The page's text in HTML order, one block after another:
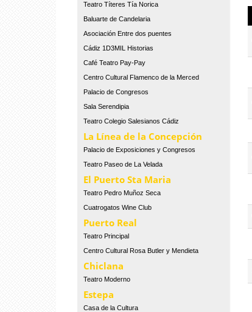
Teatro Títeres Tía Norica
Baluarte de Candelaria
Asociación Entre dos puentes
Cádiz 1D3MIL Historias
Café Teatro Pay-Pay
Centro Cultural Flamenco de la Merced
Palacio de Congresos
Sala Serendipia
Teatro Colegio Salesianos Cádiz
La Línea de la Concepción
Palacio de Exposiciones y Congresos
Teatro Paseo de La Velada
El Puerto Sta Maria
Teatro Pedro Muñoz Seca
Cuatrogatos Wine Club
Puerto Real
Teatro Principal
Centro Cultural Rosa Butler y Mendieta
Chiclana
Teatro Moderno
Estepa
Casa de la Cultura